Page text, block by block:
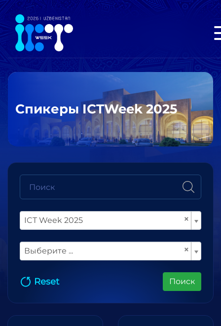
Спикеры ICTWeek 2025
×
ICT Week 2025
×
Выберите ...
Reset Поиск